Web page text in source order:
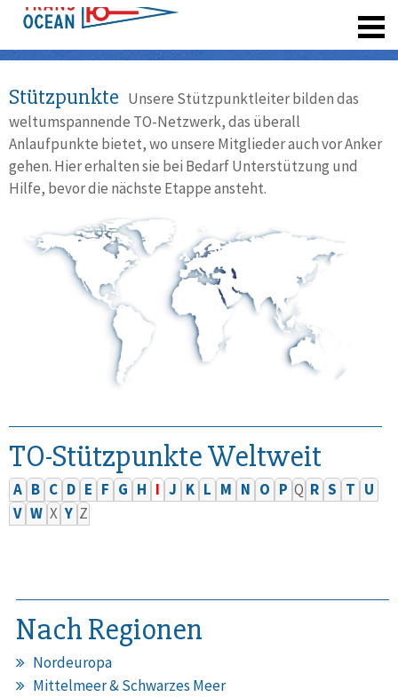
Stützpunkte Unsere Stützpunktleiter bilden das
weltumspannende TO-Netzwerk, das überall
Anlaufpunkte bietet, wo unsere Mitglieder auch vor Anker
gehen. Hier erhalten sie bei Bedarf Unterstützung und
Hilfe, bevor die nächste Etappe ansteht.
TO-Stützpunkte Weltweit
A B C D E F G H I J K L M N O P Q R S T U
V W X Y Z
Nach Regionen
Nordeuropa
Mittelmeer & Schwarzes Meer